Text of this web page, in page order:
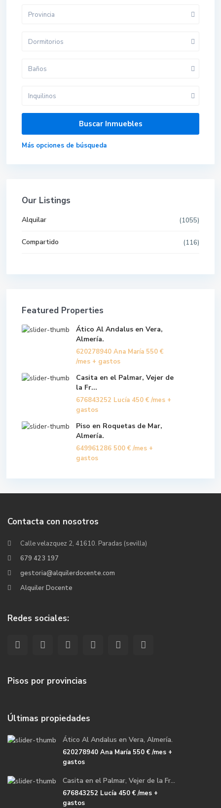
Provincia
Dormitorios
Baños
Inquilinos
Más opciones de búsqueda
Our Listings
Alquilar (1055)
Compartido (116)
Featured Properties
Ático Al Andalus en Vera,
Almería.
620278940 Ana María 550 €
/mes + gastos
Casita en el Palmar, Vejer de
la Fr...
676843252 Lucía 450 € /mes +
gastos
Piso en Roquetas de Mar,
Almería.
649961286 500 € /mes +
gastos
Contacta con nosotros
Calle velazquez 2, 41610. Paradas (sevilla)
679 423 197
gestoria@alquilerdocente.com
Alquiler Docente
Redes sociales:
Pisos por provincias
Últimas propiedades
Ático Al Andalus en Vera, Almería.
620278940 Ana María 550 €/mes +
gastos
Casita en el Palmar, Vejer de la Fr...
676843252 Lucía 450 €/mes +
gastos